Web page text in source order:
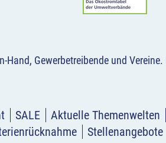
Gewerbetreibende und Vereine.
SALE Aktuelle Themenwelten
Stellenangebote